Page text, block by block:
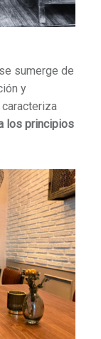
sumerge de
y
los principios